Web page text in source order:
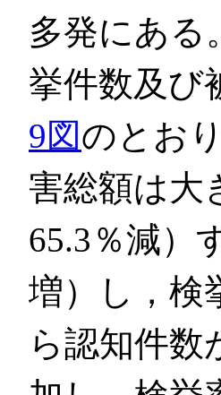
多発にある
挙件数及び
9図のとお
害総額は大
65.3％減）
増）し，検
ら認知件数